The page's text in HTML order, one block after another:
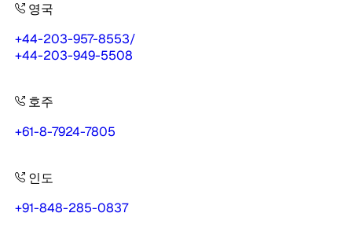
영국
+44-203-957-8553/
+44-203-949-5508
호주
+61-8-7924-7805
인도
+91-848-285-0837